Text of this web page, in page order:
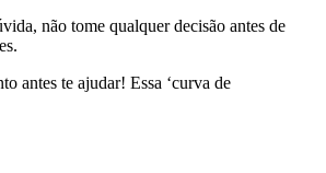
não tome qualquer decisão antes de
antes te ajudar! Essa ‘curva de